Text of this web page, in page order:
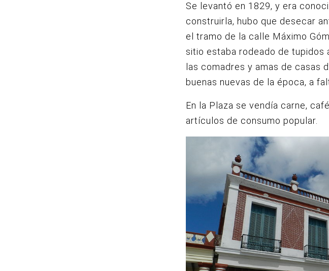
Se levantó en 1829, y era
construirla, hubo que desecar
el tramo de la calle Máximo
sitio estaba rodeado de tupidos
las comadres y amas de casas
buenas nuevas de la época, a
En la Plaza se vendía carne,
artículos de consumo popular.